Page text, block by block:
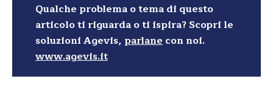
Qualche problema o tema di questo
articolo ti riguarda o ti ispira? Scopri le
soluzioni Agevis, parlanecon noi.
www.agevis.it